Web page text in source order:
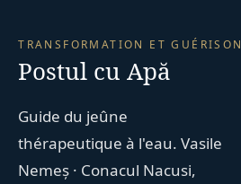
TRANSFORMATION ET GUÉRISON
Postul cu Apă
Guide du jeûne
thérapeutique à l'eau. Vasile
Nemeș · Conacul Nacusi,